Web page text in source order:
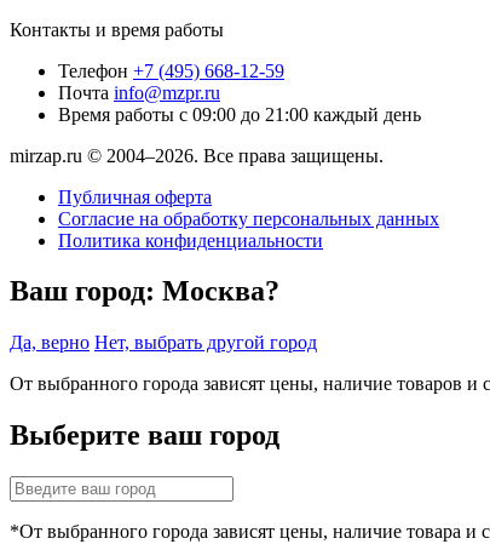
Контакты и время работы
Телефон +7 (495) 668-12-59
Почта info@mzpr.ru
Время работы с 09:00 до 21:00 каждый день
mirzap.ru © 2004–2026. Все права защищены.
Публичная оферта
Согласие на обработку персональных данных
Политика конфиденциальности
Ваш город: Москва?
Да, верно Нет, выбрать другой город
От выбранного города зависят цены, наличие товаров и
Выберите ваш город
*От выбранного города зависят цены, наличие товара и